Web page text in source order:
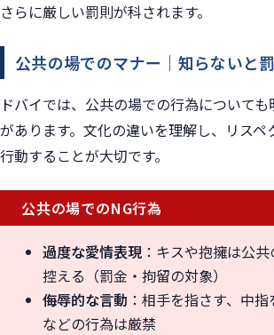
さらに厳しい罰則が科されます。
公共の場でのマナー｜知らないと
ドバイでは、公共の場での行為について
があります。文化の違いを理解し、リスペ
行動することが大切です。
公共の場でのNG行為
過度な愛情表現 ：キスや抱擁は公
控える（罰金・拘留の対象）
侮辱的な言動 ：相手を指さす、中指
などの行為は厳禁